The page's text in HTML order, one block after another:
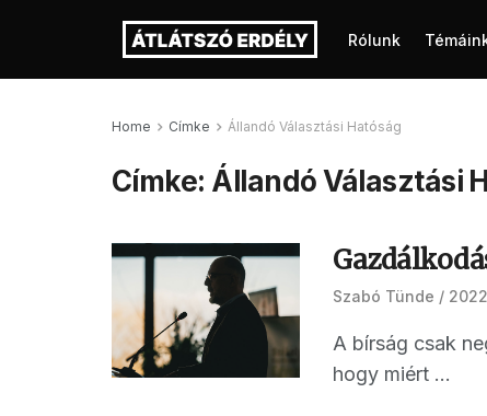
Rólunk
Home Címke Állandó Választási Hatóság
Címke: Állandó Választási
Szabó Tünde
A bírság csak
hogy miért ...